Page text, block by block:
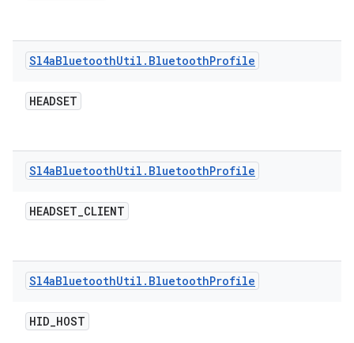
Sl4aBluetoothUtil . BluetoothProfile
HEADSET
Sl4aBluetoothUtil . BluetoothProfile
HEADSET_CLIENT
Sl4aBluetoothUtil . BluetoothProfile
HID_HOST